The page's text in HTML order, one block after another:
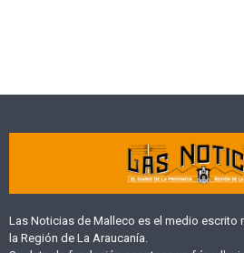
Las Noticias de Malleco es el medio escrito
la Región de La Araucanía.